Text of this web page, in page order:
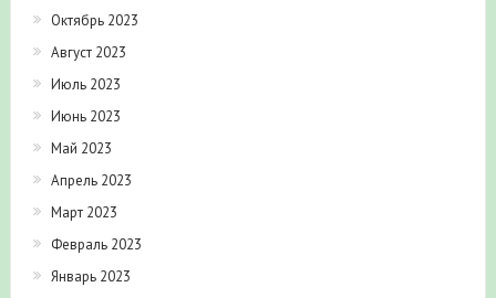
Октябрь 2023
Август 2023
Июль 2023
Июнь 2023
Май 2023
Апрель 2023
Март 2023
Февраль 2023
Январь 2023